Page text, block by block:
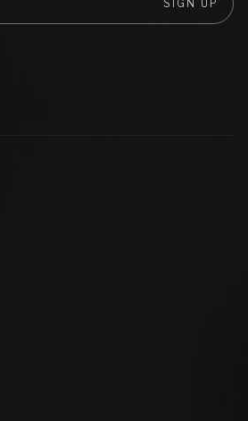
SIGN UP